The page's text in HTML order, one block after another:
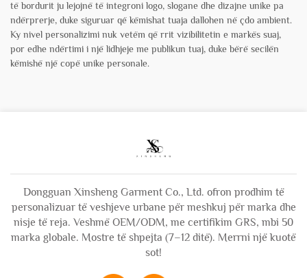
të bordurit ju lejojnë të integroni logo, slogane dhe dizajne unike pa
ndërprerje, duke siguruar që këmishat tuaja dallohen në çdo ambient.
Ky nivel personalizimi nuk vetëm që rrit vizibilitetin e markës suaj,
por edhe ndërtimi i një lidhjeje me publikun tuaj, duke bërë secilën
këmishë një copë unike personale.
Dongguan Xinsheng Garment Co., Ltd. ofron prodhim të
personalizuar të veshjeve urbane për meshkuj për marka dhe
nisje të reja. Veshmë OEM/ODM, me certifikim GRS, mbi 50
marka globale. Mostre të shpejta (7–12 ditë). Merrni një kuotë
sot!